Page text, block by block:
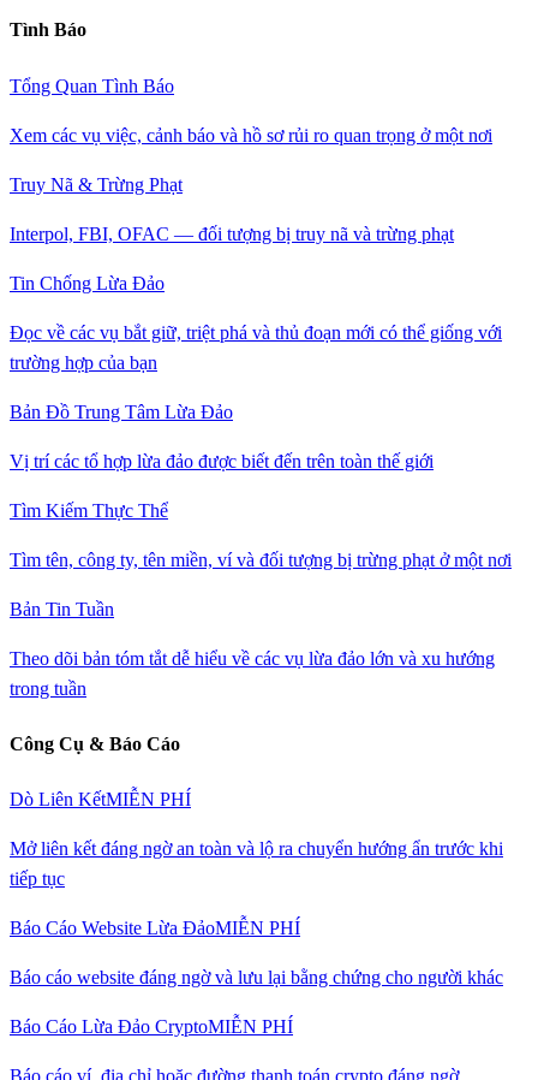
Tình Báo
Tổng Quan Tình Báo
Xem các vụ việc, cảnh báo và hồ sơ rủi ro quan trọng ở một nơi
Truy Nã & Trừng Phạt
Interpol, FBI, OFAC — đối tượng bị truy nã và trừng phạt
Tin Chống Lừa Đảo
Đọc về các vụ bắt giữ, triệt phá và thủ đoạn mới có thể giống với
trường hợp của bạn
Bản Đồ Trung Tâm Lừa Đảo
Vị trí các tổ hợp lừa đảo được biết đến trên toàn thế giới
Tìm Kiếm Thực Thể
Tìm tên, công ty, tên miền, ví và đối tượng bị trừng phạt ở một nơi
Bản Tin Tuần
Theo dõi bản tóm tắt dễ hiểu về các vụ lừa đảo lớn và xu hướng
trong tuần
Công Cụ & Báo Cáo
Dò Liên KếtMIỄN PHÍ
Mở liên kết đáng ngờ an toàn và lộ ra chuyển hướng ẩn trước khi
tiếp tục
Báo Cáo Website Lừa ĐảoMIỄN PHÍ
Báo cáo website đáng ngờ và lưu lại bằng chứng cho người khác
Báo Cáo Lừa Đảo CryptoMIỄN PHÍ